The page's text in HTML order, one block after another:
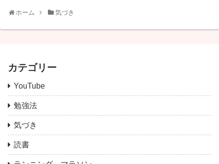
ホーム 気づき
カテゴリー
YouTube
勉強法
気づき
読書